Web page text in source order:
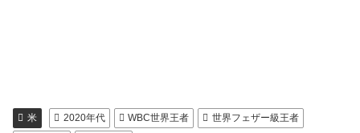
米 2020年代 WBC世界王者
世界フェザー級王者